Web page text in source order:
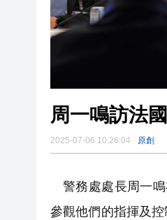
閩
有
周一鳴訪法
2025-07-06 10:26:04 原創
警務處處長周一
參觀他們的指揮及